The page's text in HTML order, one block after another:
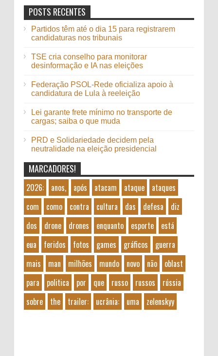
POSTS RECENTES
Partidos têm até o dia 15 para registrarem
candidaturas nos tribunais
TSE cria conselho para monitorar
desinformação e IA nas eleições
Federação PSOL-Rede oficializa apoio à
candidatura de Lula à reeleição
Lei garante frete mínimo no transporte de
cargas; saiba o que muda
PRD e Solidariedade decidem pela
neutralidade na eleição presidencial
MARCADORES!
2026: anos, após atacam ataque
ataques
com
como contra cultura das defesa
diz
dos
drone drones enquanto esporte
está
eua
feridos fotos games gráficos
guerra
mais
man milhões mundo novo não
oblast
para
politica por que russo russos
rússia
sobre
the trailer: ucrânia: uma zelenskyy